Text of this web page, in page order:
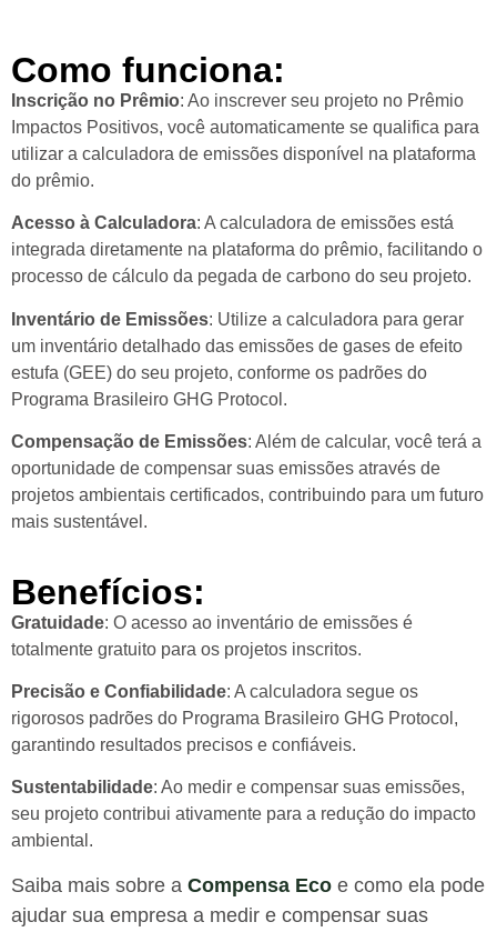
Como funciona:
Inscrição no Prêmio: Ao inscrever seu projeto no Prêmio
Impactos Positivos, você automaticamente se qualifica para
utilizar a calculadora de emissões disponível na plataforma
do prêmio.
Acesso à Calculadora: A calculadora de emissões está
integrada diretamente na plataforma do prêmio, facilitando o
processo de cálculo da pegada de carbono do seu projeto.
Inventário de Emissões: Utilize a calculadora para gerar
um inventário detalhado das emissões de gases de efeito
estufa (GEE) do seu projeto, conforme os padrões do
Programa Brasileiro GHG Protocol.
Compensação de Emissões: Além de calcular, você terá a
oportunidade de compensar suas emissões através de
projetos ambientais certificados, contribuindo para um futuro
mais sustentável.
Benefícios:
Gratuidade: O acesso ao inventário de emissões é
totalmente gratuito para os projetos inscritos.
Precisão e Confiabilidade: A calculadora segue os
rigorosos padrões do Programa Brasileiro GHG Protocol,
garantindo resultados precisos e confiáveis.
Sustentabilidade: Ao medir e compensar suas emissões,
seu projeto contribui ativamente para a redução do impacto
ambiental.
Saiba mais sobre a Compensa Eco e como ela pode
ajudar sua empresa a medir e compensar suas